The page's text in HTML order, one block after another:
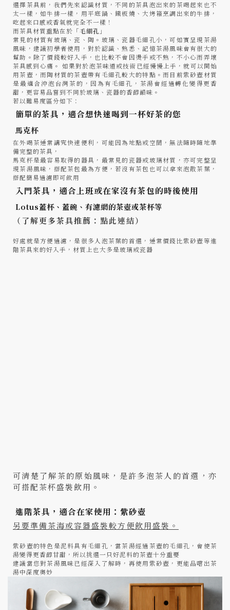
選擇茶具前，我們先來認識材質，不同的茶具泡出來的茶喝起來也不
太一樣，如牛排一樣，用平底鍋、鐵板燒、大烤箱烹調出來的牛排，
吃起來口感或香氣就完全不一樣！
而茶具材質重點在於「毛細孔 」
常見的材質有玻璃、瓷、陶。玻璃、瓷器毛細孔小，可如實呈現茶湯
風味，建議初學者使用，對於認識、熟悉、記憶茶湯風味會有很大的
幫助。除了價錢較好入手，也比較不會因燙手或不熟，不小心而弄壞
茶具感到心痛。 如果對於泡茶味道或技術已經慢慢上手，就可以開始
用茶壺，而陶材質的茶壺帶有毛細孔較大的特點。而目前紫砂壺材質
是最適合沖泡台灣茶的，因為有毛細孔，茶湯會經過轉化變得更香
甜，更容易品嘗到不同於玻璃、瓷器的香醇韻味。
若以難易度區分如下：
簡單的茶具，適合想快速喝到一杯好茶的您
馬克杯
在外喝茶通常講究快速便利，可能因為地點或空間，無法隨時隨地準
備完整的茶具，
馬克杯是最容易取得的器具，最常見的瓷器或玻璃材質，亦可完整呈
現茶湯風味，搭配茶包最為方便，若沒有茶包也可以拿來泡散茶葉，
搭配簡易過濾即可飲用
入門茶具，適合上班或在家沒有茶包的時後使用
Lotus蓋杯、蓋碗、有濾網的茶壺或茶杯等
（了解更多茶具推薦： 點此連結）
好處就是方便過濾，是很多人泡茶葉的首選，通常價錢比紫砂壺等進
階茶具來的好入手，材質上也大多是玻璃或瓷器
可清楚了解茶的原始風味，是許多泡茶人的首選，亦
可搭配茶杯盛裝飲用。
進階茶具，適合在家使用：紫砂壺
另要準備茶海或容器盛裝較方便飲用盛裝。
紫砂壺的特色是泥料具有毛細孔，當茶湯經過茶壺的毛細孔，會使茶
湯變得更香醇甘甜，所以挑選一只好泥料的茶壺十分重要
建議當您對茶湯風味已經深入了解時，再使用紫砂壺，更能品嚐出茶
湯中深度奧妙